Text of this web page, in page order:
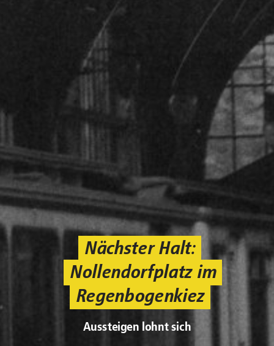
Nächster Halt:
Nollendorfplatz im
Regenbogenkiez
Aussteigen lohnt sich